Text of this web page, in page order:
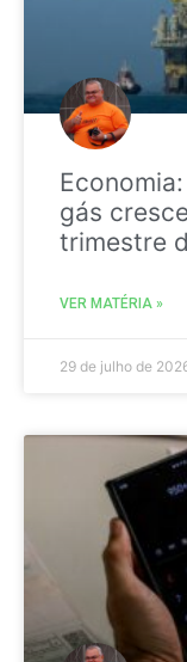
gás
trimestre
VER MATÉRIA »
29 de julho de